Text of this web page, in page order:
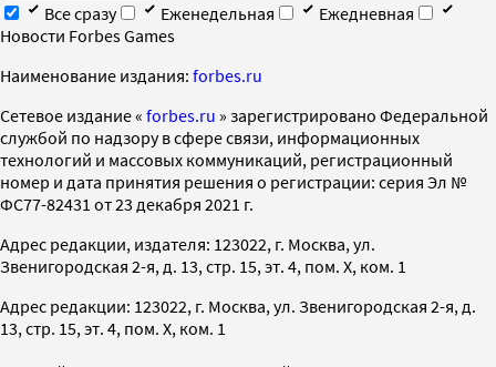
Все сразу
Еженедельная
Ежедневная
Новости Forbes Games
Наименование издания: forbes.ru
Cетевое издание « forbes.ru » зарегистрировано Федеральной
службой по надзору в сфере связи, информационных
технологий и массовых коммуникаций, регистрационный
номер и дата принятия решения о регистрации: серия Эл №
ФС77-82431 от 23 декабря 2021 г.
Адрес редакции, издателя: 123022, г. Москва, ул.
Звенигородская 2-я, д. 13, стр. 15, эт. 4, пом. X, ком. 1
Адрес редакции: 123022, г. Москва, ул. Звенигородская 2-я, д.
13, стр. 15, эт. 4, пом. X, ком. 1